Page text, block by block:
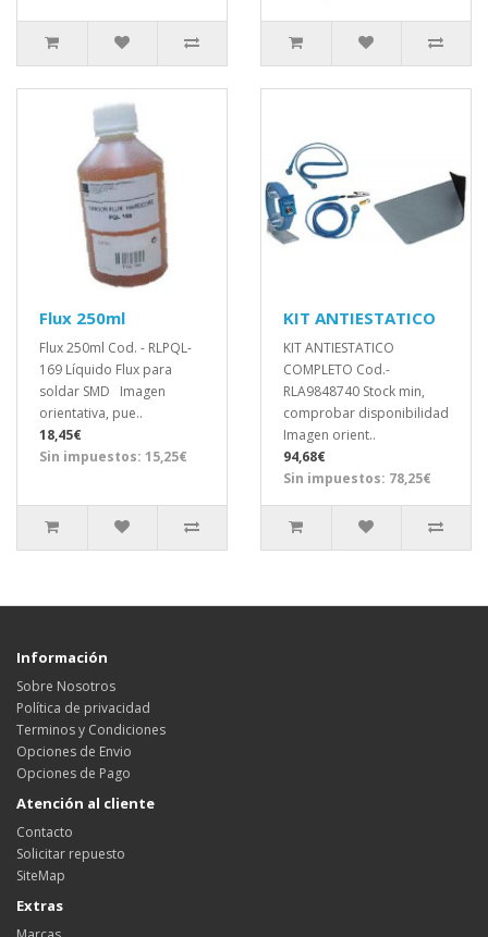
Flux 250ml
Flux 250ml Cod. - RLPQL-
169 Líquido Flux para
soldar SMD Imagen
orientativa, pue..
18,45€
Sin impuestos: 15,25€
KIT ANTIESTATICO
KIT ANTIESTATICO
COMPLETO Cod.-
RLA9848740 Stock min,
comprobar disponibilidad
Imagen orient..
94,68€
Sin impuestos: 78,25€
Información
Sobre Nosotros
Política de privacidad
Terminos y Condiciones
Opciones de Envio
Opciones de Pago
Atención al cliente
Contacto
Solicitar repuesto
SiteMap
Extras